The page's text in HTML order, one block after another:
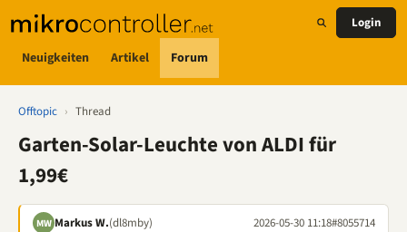
Neuigkeiten Artikel Forum
Login
Offtopic › Thread
Garten-Solar-Leuchte von ALDI für
1,99€
MW Markus W.(dl8mby) 2026-05-30 11:18#8055714